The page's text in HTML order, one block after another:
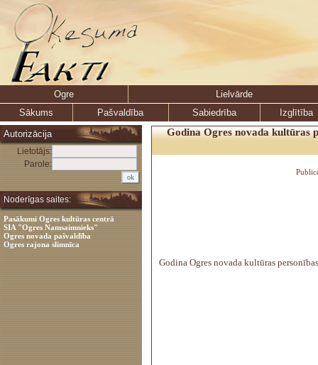
Ogre
Lielvārde
Sākums
Pašvaldība Sabiedrība
Izglītība
Autorizācija
Lietotājs:
Parole:
Noderīgas saites:
Pasākumi Ogres kultūras centrā
SIA "Ogres Namsaimnieks"
Ogres novada pašvaldība
Ogres rajona slimnīca
Godina Ogres novada kultūras
Godina Ogres novada kultūras